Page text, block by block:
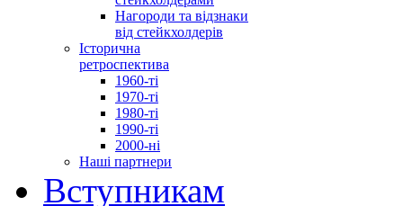
Нагороди та відзнаки
від стейкхолдерів
Історична
ретроспектива
1960-ті
1970-ті
1980-ті
1990-ті
2000-ні
Наші партнери
Вступникам